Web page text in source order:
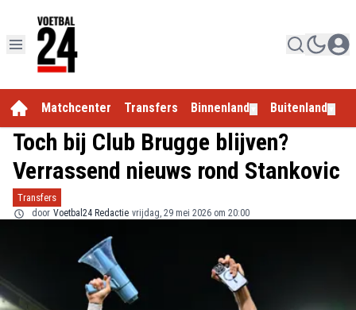
Matchcenter Transfers Binnenland Buitenland
Toch bij Club Brugge blijven?
Verrassend nieuws rond Stankovic
Transfers
door Voetbal24 Redactie vrijdag, 29 mei 2026 om 20:00